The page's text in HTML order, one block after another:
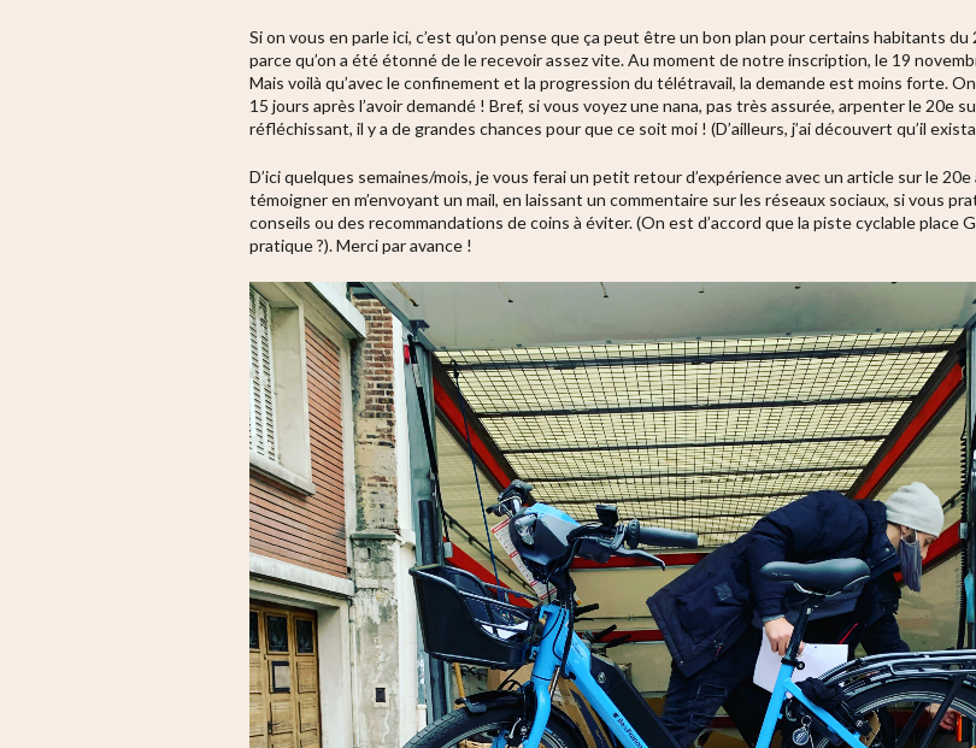
Si on vous en parle ici, c’est qu’on pense que ça peut être un bon plan pour certains habitants
parce qu’on a été étonné de le recevoir assez vite. Au moment de notre inscription, le 19
Mais voilà qu’avec le confinement et la progression du télétravail, la demande est moins forte.
15 jours après l’avoir demandé ! Bref, si vous voyez une nana, pas très assurée, arpenter le 20e
réfléchissant, il y a de grandes chances pour que ce soit moi ! (D’ailleurs, j’ai découvert qu’il
D’ici quelques semaines/mois, je vous ferai un petit retour d’expérience avec un article sur le
témoigner en m’envoyant un mail, en laissant un commentaire sur les réseaux sociaux, si vous
conseils ou des recommandations de coins à éviter. (On est d’accord que la piste cyclable place
pratique ?). Merci par avance !